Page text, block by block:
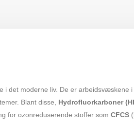
i det moderne liv. De er arbeidsvæskene i
Blant disse, Hydrofluorkarboner
for ozonreduserende stoffer som CFCS